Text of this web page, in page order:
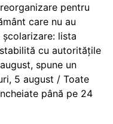
pentru
care nu au
lista
cu autoritățile
spune un
5 august / Toate
până pe 24